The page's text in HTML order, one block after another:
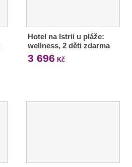
Hotel na Istrii u pláže:
wellness, 2 děti zdarma
3 696 Kč